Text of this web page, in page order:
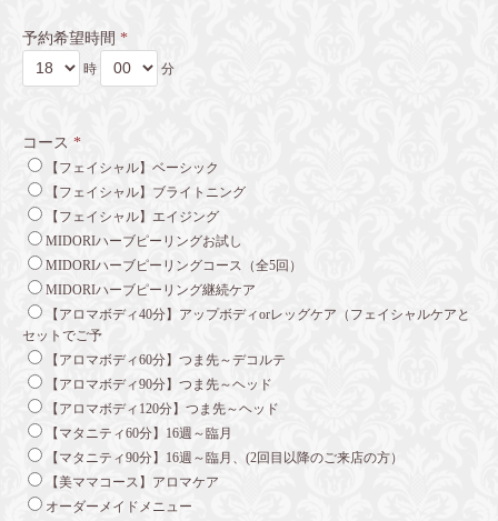
予約希望時間 *
時 分
コース *
【フェイシャル】ベーシック
【フェイシャル】ブライトニング
【フェイシャル】エイジング
MIDORIハーブピーリングお試し
MIDORIハーブピーリングコース（全5回）
MIDORIハーブピーリング継続ケア
【アロマボディ40分】アップボディorレッグケア（フェイシャルケアと
セットでご予
【アロマボディ60分】つま先～デコルテ
【アロマボディ90分】つま先～ヘッド
【アロマボディ120分】つま先～ヘッド
【マタニティ60分】16週～臨月
【マタニティ90分】16週～臨月、(2回目以降のご来店の方）
【美ママコース】アロマケア
オーダーメイドメニュー